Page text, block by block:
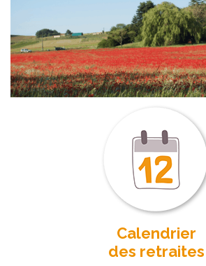
Calendrier
des retraites